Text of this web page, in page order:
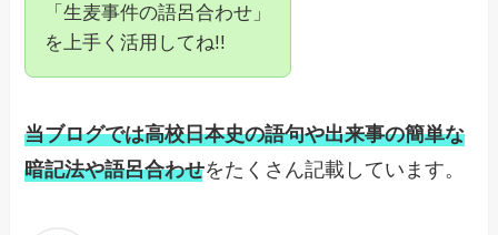
「生麦事件の語呂合わせ」
を上手く活用してね!!
当ブログでは高校日本史の語句や出来事の簡単な
暗記法や語呂合わせをたくさん記載しています。